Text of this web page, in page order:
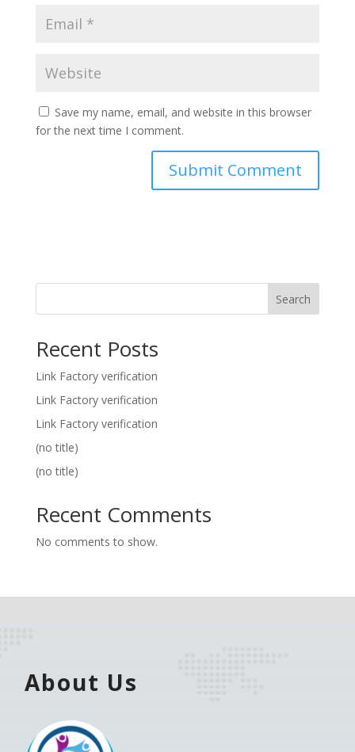
Save my name, email, and website in this browser
for the next time I comment.
Search
Recent Posts
Link Factory verification
Link Factory verification
Link Factory verification
(no title)
(no title)
Recent Comments
No comments to show.
About Us